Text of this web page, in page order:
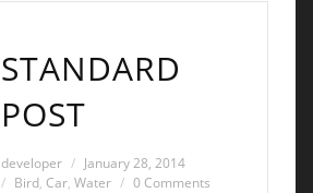
STANDARD
POST
developer
January 28, 2014
Bird, Car, Water 0 Comments